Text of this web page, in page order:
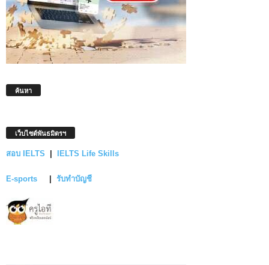
ค้นหา
เว็บไซต์พันธมิตรฯ
สอบ IELTS IELTS Life Skills
E-sports รับทำบัญชี